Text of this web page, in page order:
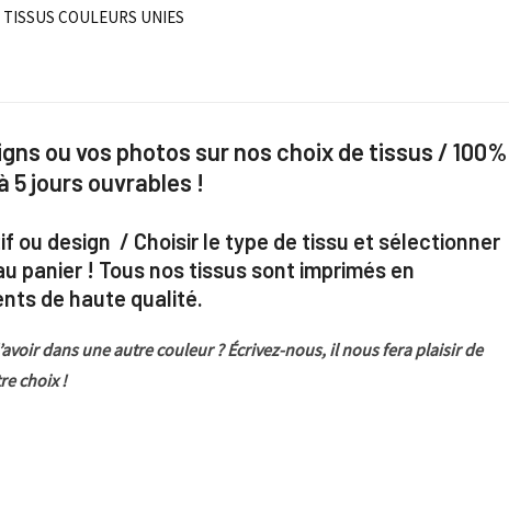
TISSUS COULEURS UNIES
ou vos photos sur nos choix de tissus / 100%
5 jours ouvrables !
ou design / Choisir le type de tissu et sélectionner
panier ! Tous nos tissus sont imprimés en
de haute qualité.
dans une autre couleur ? Écrivez-nous, il nous fera plaisir de
choix !